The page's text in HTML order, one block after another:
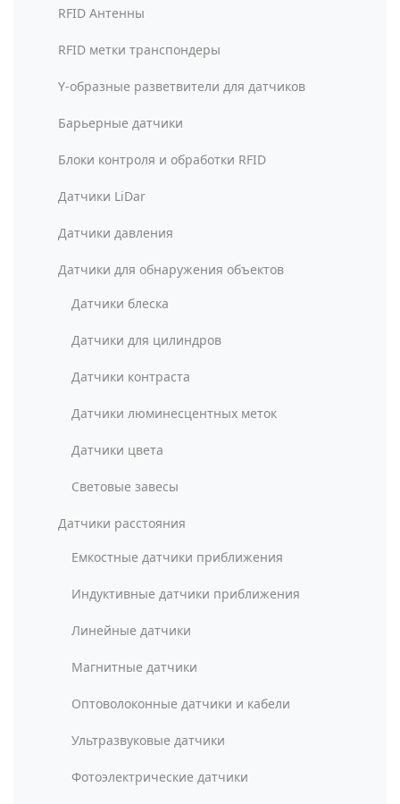
RFID Антенны
RFID метки транспондеры
Y-образные разветвители для датчиков
Барьерные датчики
Блоки контроля и обработки RFID
Датчики LiDar
Датчики давления
Датчики для обнаружения объектов
Датчики блеска
Датчики для цилиндров
Датчики контраста
Датчики люминесцентных меток
Датчики цвета
Световые завесы
Датчики расстояния
Емкостные датчики приближения
Индуктивные датчики приближения
Линейные датчики
Магнитные датчики
Оптоволоконные датчики и кабели
Ультразвуковые датчики
Фотоэлектрические датчики